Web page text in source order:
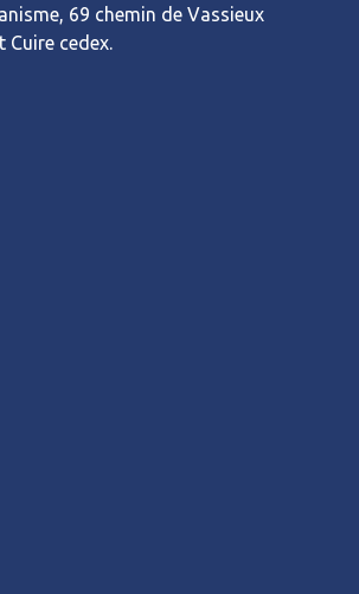
69 chemin de Vassieux
Cuire cedex.